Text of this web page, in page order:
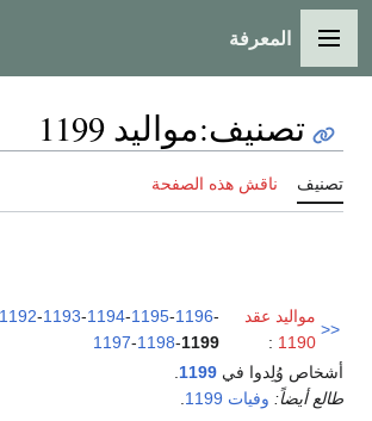
القائمة الرئيسية
المعرفة
تصنيف:مواليد 1199
تصنيف ناقش هذه الصفحة
<<
مواليد عقد
1190
:
1192-1193-1194-1195-1196-
1197-1198-1199
أشخاص وُلِدوا في 1199
طالع أيضاً: وفيات 1199